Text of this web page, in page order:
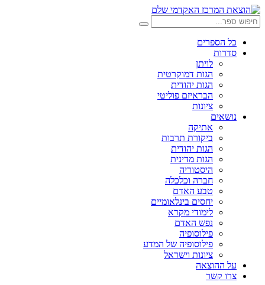
דלג
לתוכן
חיפוש:
חיפוש
כל הספרים
סדרות
לויתן
הגות דמוקרטית
הגות יהודית
הבראיזם פוליטי
ציונות
נושאים
אתיקה
ביקורת תרבות
הגות יהודית
הגות מדינית
היסטוריה
חברה וכלכלה
טבע האדם
יחסים בינלאומיים
לימודי מקרא
נפש האדם
פילוסופיה
פילוסופיה של המדע
ציונות וישראל
על ההוצאה
צרו קשר